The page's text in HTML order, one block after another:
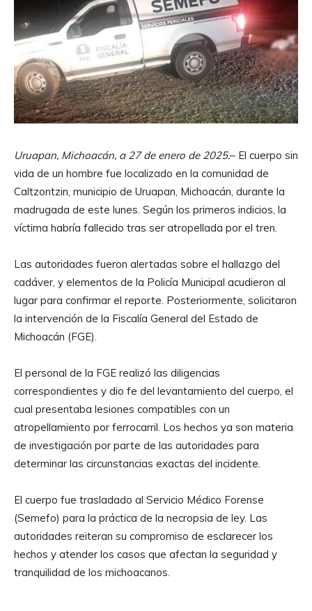
Uruapan, Michoacán, a 27 de enero de 2025.– El cuerpo sin
vida de un hombre fue localizado en la comunidad de
Caltzontzin, municipio de Uruapan, Michoacán, durante la
madrugada de este lunes. Según los primeros indicios, la
víctima habría fallecido tras ser atropellada por el tren.
Las autoridades fueron alertadas sobre el hallazgo del
cadáver, y elementos de la Policía Municipal acudieron al
lugar para confirmar el reporte. Posteriormente, solicitaron
la intervención de la Fiscalía General del Estado de
Michoacán (FGE).
El personal de la FGE realizó las diligencias
correspondientes y dio fe del levantamiento del cuerpo, el
cual presentaba lesiones compatibles con un
atropellamiento por ferrocarril. Los hechos ya son materia
de investigación por parte de las autoridades para
determinar las circunstancias exactas del incidente.
El cuerpo fue trasladado al Servicio Médico Forense
(Semefo) para la práctica de la necropsia de ley. Las
autoridades reiteran su compromiso de esclarecer los
hechos y atender los casos que afectan la seguridad y
tranquilidad de los michoacanos.